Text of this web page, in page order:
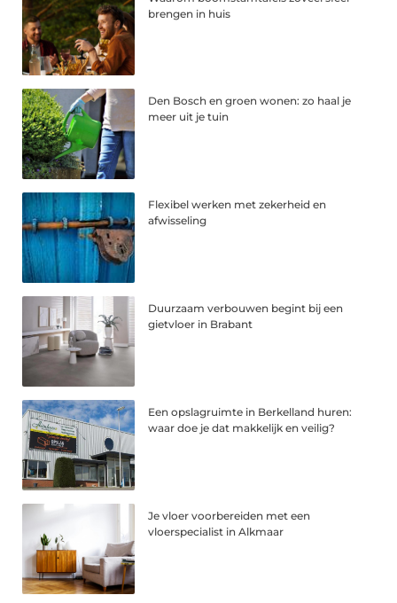
brengen in huis
Den Bosch en groen wonen: zo haal je
meer uit je tuin
Flexibel werken met zekerheid en
afwisseling
Duurzaam verbouwen begint bij een
gietvloer in Brabant
Een opslagruimte in Berkelland huren:
waar doe je dat makkelijk en veilig?
Je vloer voorbereiden met een
vloerspecialist in Alkmaar